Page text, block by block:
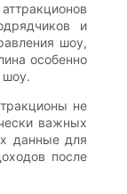
и
шоу,
особенно
шоу.
не
важных
данные для
после